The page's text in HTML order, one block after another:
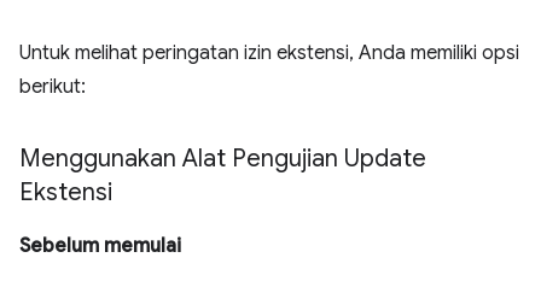
Untuk melihat peringatan izin ekstensi, Anda memiliki opsi
berikut:
Menggunakan Alat Pengujian Update
Ekstensi
Sebelum memulai